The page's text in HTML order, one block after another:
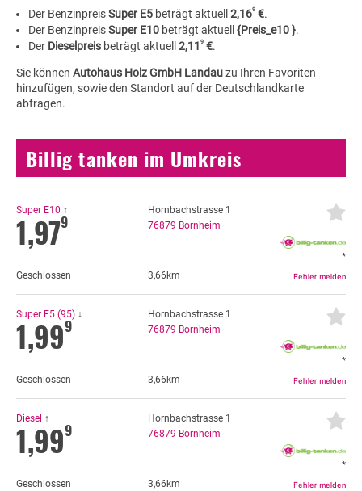
Der BenzinpreisSuper E5 beträgt aktuell 2,169 €.
Der BenzinpreisSuper E10 beträgt aktuell {Preis_e10 }.
Der Dieselpreis beträgt aktuell 2,11 9 €.
Sie können Autohaus Holz GmbH Landauzu Ihren Favoriten
hinzufügen, sowie den Standort auf der Deutschlandkarte
abfragen.
Billig tanken im Umkreis
Super E10 ↑
1,979
Hornbachstrasse 1
76879 Bornheim
*
Geschlossen
3,66km
Super E5 (95) ↓
1,999
Hornbachstrasse 1
76879 Bornheim
*
Geschlossen
3,66km
Diesel ↑
1,999
Hornbachstrasse 1
76879 Bornheim
*
Geschlossen
3,66km